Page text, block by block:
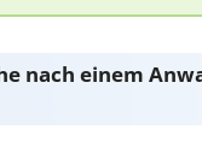
nach einem